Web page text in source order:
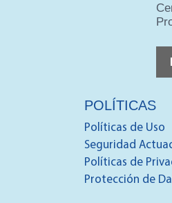
POLÍTICAS
Políticas de Uso
Seguridad
Políticas de
Protección de